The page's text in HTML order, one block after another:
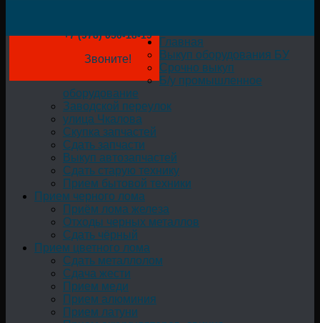
+7 (978) 050-18-19
Звоните!
Главная
Выкуп оборудования БУ
Срочно выкуп
Б/у промышленное
оборудование
Заводской переулок
улица Чкалова
Скупка запчастей
Сдать запчасти
Выкуп автозапчастей
Сдать старую технику
Прием бытовой техники
Прием черного лома
Приём лома железа
Отходы черных металлов
Сдать чёрный
Прием цветного лома
Сдать металлолом
Сдача жести
Прием меди
Прием алюминия
Прием латуни